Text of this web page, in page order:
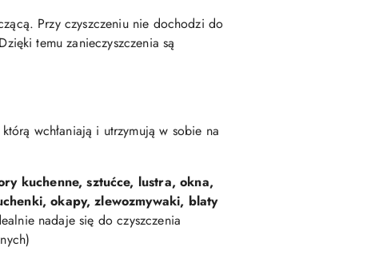
Przy czyszczeniu nie dochodzi do
temu zanieczyszczenia są
wchłaniają i utrzymują w sobie na
kuchenne, sztućce, lustra, okna,
okapy, zlewozmywaki, blaty
nadaje się do czyszczenia